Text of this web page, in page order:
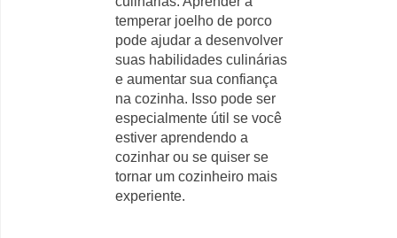
temperar joelho de porco
pode ajudar a desenvolver
suas habilidades culinárias
e aumentar sua confiança
na cozinha. Isso pode ser
especialmente útil se você
estiver aprendendo a
cozinhar ou se quiser se
tornar um cozinheiro mais
experiente.